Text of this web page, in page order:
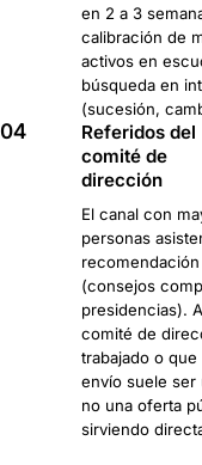
en 2 a 3
calibración de
activos en
búsqueda en
(sucesión,
04
Referidos del
comité de
dirección
El canal con
personas
(consejos
presidencias).
comité de
trabajado o
envío suele ser
no una oferta
sirviendo